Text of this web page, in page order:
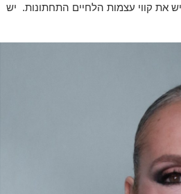
את קווי עצמות הלחיים התחתונות. יש